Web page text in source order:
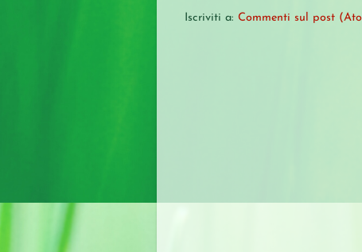
Iscriviti a: Commenti sul post